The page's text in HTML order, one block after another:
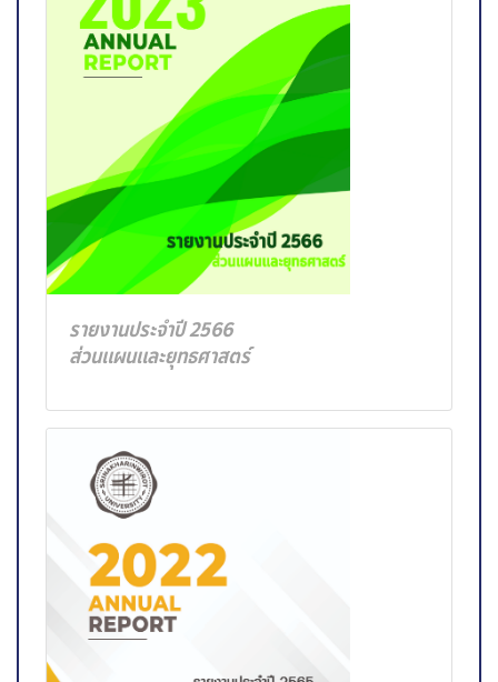
รายงานประจำปี 2566
ส่วนแผนและยุทธศาสตร์